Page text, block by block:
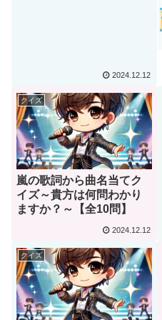
2024.12.12
クイズ
嵐の歌詞から曲名当てク
イズ～貴方は何問わかり
ますか？～【全10問】
2024.12.12
クイズ